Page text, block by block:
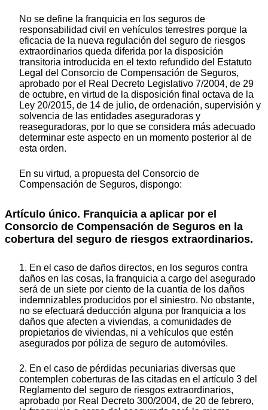
No se define la franquicia en los seguros de
responsabilidad civil en vehículos terrestres porque la
eficacia de la nueva regulación del seguro de riesgos
extraordinarios queda diferida por la disposición
transitoria introducida en el texto refundido del Estatuto
Legal del Consorcio de Compensación de Seguros,
aprobado por el Real Decreto Legislativo 7/2004, de 29
de octubre, en virtud de la disposición final octava de la
Ley 20/2015, de 14 de julio, de ordenación, supervisión y
solvencia de las entidades aseguradoras y
reaseguradoras, por lo que se considera más adecuado
determinar este aspecto en un momento posterior al de
esta orden.
En su virtud, a propuesta del Consorcio de
Compensación de Seguros, dispongo:
Artículo único. Franquicia a aplicar por el
Consorcio de Compensación de Seguros en la
cobertura del seguro de riesgos extraordinarios.
1. En el caso de daños directos, en los seguros contra
daños en las cosas, la franquicia a cargo del asegurado
será de un siete por ciento de la cuantía de los daños
indemnizables producidos por el siniestro. No obstante,
no se efectuará deducción alguna por franquicia a los
daños que afecten a viviendas, a comunidades de
propietarios de viviendas, ni a vehículos que estén
asegurados por póliza de seguro de automóviles.
2. En el caso de pérdidas pecuniarias diversas que
contemplen coberturas de las citadas en el artículo 3 del
Reglamento del seguro de riesgos extraordinarios,
aprobado por Real Decreto 300/2004, de 20 de febrero,